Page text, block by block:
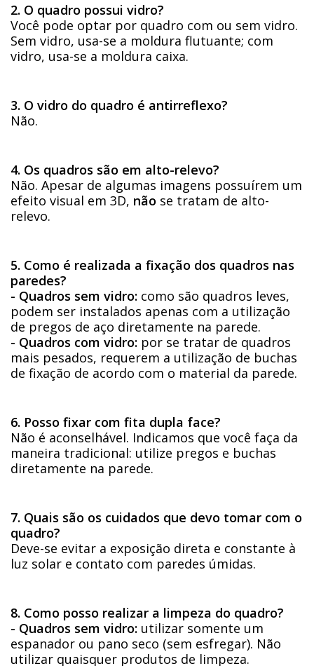
2. O quadro possui vidro?
Você pode optar por quadro com ou sem vidro.
Sem vidro, usa-se a moldura flutuante; com
vidro, usa-se a moldura caixa.
3. O vidro do quadro é antirreflexo?
Não.
4. Os quadros são em alto-relevo?
Não. Apesar de algumas imagens possuírem um
efeito visual em 3D, não se tratam de alto-
relevo.
5. Como é realizada a fixação dos quadros nas
paredes?
- Quadros sem vidro: como são quadros leves,
podem ser instalados apenas com a utilização
de pregos de aço diretamente na parede.
- Quadros com vidro: por se tratar de quadros
mais pesados, requerem a utilização de buchas
de fixação de acordo com o material da parede.
6. Posso fixar com fita dupla face?
Não é aconselhável. Indicamos que você faça da
maneira tradicional: utilize pregos e buchas
diretamente na parede.
7. Quais são os cuidados que devo tomar com o
quadro?
Deve-se evitar a exposição direta e constante à
luz solar e contato com paredes úmidas.
8. Como posso realizar a limpeza do quadro?
- Quadros sem vidro: utilizar somente um
espanador ou pano seco (sem esfregar). Não
utilizar quaisquer produtos de limpeza.